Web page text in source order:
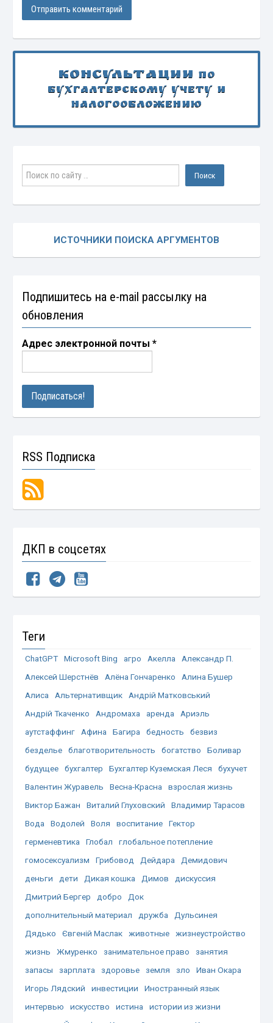
Консультации по
бухгалтерскому учету и
налогообложению
ИСТОЧНИКИ ПОИСКА АРГУМЕНТОВ
Подпишитесь на e-mail рассылку на
обновления
Адрес электронной почты*
RSS Подписка
ДКП в соцсетях
Теги
ChatGPT Microsoft Bing агро Акелла
Александр П.
Алексей Шерстнёв
Алёна Гончаренко
Алина Бушер
Алиса
Альтернативщик
Андрій Матковський
Андрій Ткаченко
Андромаха аренда
Ариэль
аутстаффинг
Афина Багира бедность
безвиз
безделье
благотворительность богатство
Боливар
будущее
бухгалтер Бухгалтер Куземская Леся
бухучет
Валентин Журавель
Весна-Красна
взрослая жизнь
Виктор Бажан
Виталий Глуховский
Владимир Тарасов
Вода
Водолей Воля воспитание
Гектор
герменевтика
Глобал
глобальное потепление
гомосексуализм
Грибовод Дейдара
Демидович
деньги
дети Дикая кошка Димов
дискуссия
Дмитрий Бергер
добро
Док
дополнительный материал
дружба
Дульсинея
Дядько
Євгеній Маслак животные
жизнеустройство
жизнь
Жмуренко занимательное право
занятия
запасы
зарплата здоровье земля зло
Иван Окара
Игорь Лядский
инвестиции
Иностранный язык
интервью
искусство истина
истории из жизни